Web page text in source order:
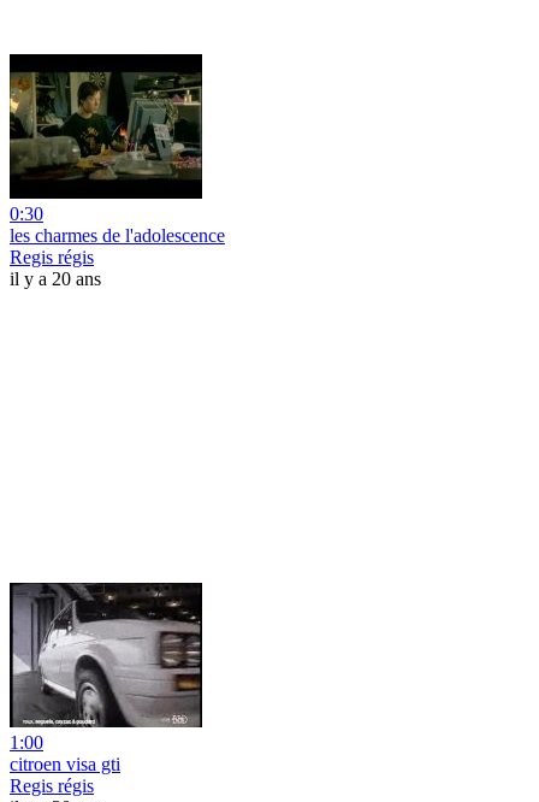
0:30
les charmes de l'adolescence
Regis régis
il y a 20 ans
1:00
citroen visa gti
Regis régis